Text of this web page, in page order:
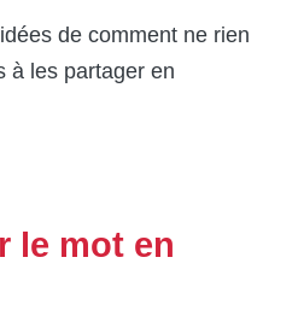
de comment ne rien
à les partager en
le mot en